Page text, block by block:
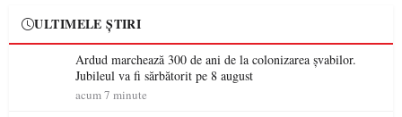
ULTIMELE ȘTIRI
Ardud marchează 300 de ani de la colonizarea șvabilor.
Jubileul va fi sărbătorit pe 8 august
acum 7 minute